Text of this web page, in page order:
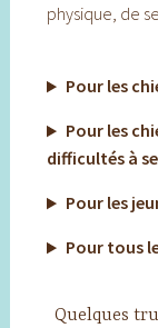
physique, de
Pour les
Pour les
difficultés à
Pour les
Pour tous
Quelques